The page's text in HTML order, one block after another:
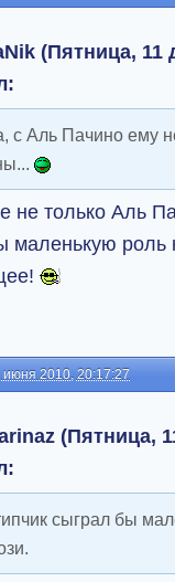
(Пятница, 11
с Аль Пачино ему
не только Аль
маленькую роль
июня 2010, 20:17:27
(Пятница,
сыграл бы